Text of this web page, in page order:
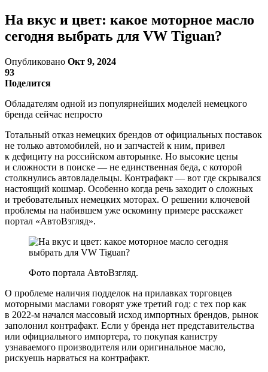
На вкус и цвет: какое моторное масло
сегодня выбрать для VW Tiguan?
Опубликовано Окт 9, 2024
93
Поделится
Обладателям одной из популярнейших моделей немецкого
бренда сейчас непросто
Тотальный отказ немецких брендов от официальных поставок
не только автомобилей, но и запчастей к ним, привел
к дефициту на российском авторынке. Но высокие цены
и сложности в поиске — не единственная беда, с которой
столкнулись автовладельцы. Контрафакт — вот где скрывался
настоящий кошмар. Особенно когда речь заходит о сложных
и требовательных немецких моторах. О решении ключевой
проблемы на набившем уже оскомину примере расскажет
портал «АвтоВзгляд».
Фото портала АвтоВзгляд.
О проблеме наличия подделок на прилавках торговцев
моторными маслами говорят уже третий год: с тех пор как
в 2022-м начался массовый исход импортных брендов, рынок
заполонил контрафакт. Если у бренда нет представительства
или официального импортера, то покупая канистру
узнаваемого производителя или оригинальное масло,
рискуешь нарваться на контрафакт.